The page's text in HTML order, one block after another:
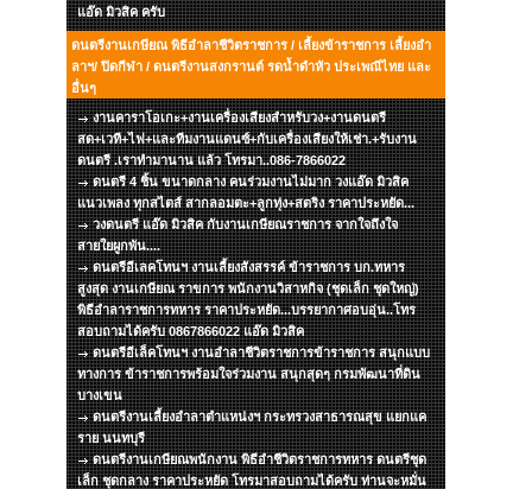
แอ๊ด มิวสิค ครับ
ดนตรีงานเกษียณ พิธีอำลาชีวิตราชการ / เลี้ยงข้าราชการ เลี้ยงอำ
ลาฯ/ ปิดกีฬา / ดนตรีงานสงกรานต์ รดน้ำดำหัว ประเพณีไทย และ
อื่นๆ
งานคาราโอเกะ+งานเครื่องเสียงสำหรับวง+งานดนตรี
สด+เวที+ไฟ+และทีมงานแดนซ์+กับเครื่องเสียงให้เช่า.+รับงาน
ดนตรี .เราทำมานาน แล้ว โทรมา..086-7866022
ดนตรี 4 ชิ้น ขนาดกลาง คนร่วมงานไม่มาก วงแอ๊ด มิวสิค
แนวเพลง ทุกสไตส์ สากลอมตะ+ลูกทุ่ง+สตริง ราคาประหยัด...
วงดนตรี แอ๊ด มิวสิค กับงานเกษียณราชการ จากใจถึงใจ
สายใยผูกพัน....
ดนตรีอีเลคโทนฯ งานเลี้ยงสังสรรค์ ข้าราชการ บก.ทหาร
สูงสุด งานเกษียณ ราขการ พนักงานวิสาหกิจ (ชุดเล็ก ชุดใหญ่)
พิธีอำลาราชการทหาร ราคาประหยัด...บรรยากาศอบอุ่น..โทร
สอบถามได้ครับ 0867866022 แอ๊ด มิวสิค
ดนตรีอีเล็คโทนฯ งานอำลาชีวิตราชการข้าราชการ สนุกแบบ
ทางการ ข้าราชการพร้อมใจร่วมงาน สนุกสุดๆ กรมพัฒนาที่ดิน
บางเขน
ดนตรีงานเลี้ยงอำลาตำแหน่งฯ กระทรวงสาธารณสุข แยกแค
ราย นนทบุรี
ดนตรีงานเกษียณพนักงาน พิธีอำชีวิตราชการทหาร ดนตรีชุด
เล็ก ชุดกลาง ราคาประหยัด โทรมาสอบถามได้ครับ ท่านจะหมั่น